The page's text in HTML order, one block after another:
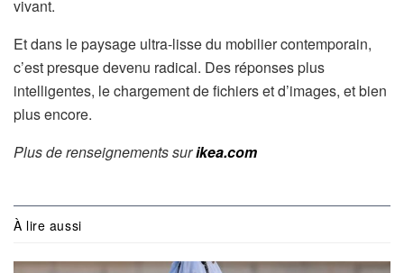
vivant.
Et dans le paysage ultra-lisse du mobilier contemporain,
c’est presque devenu radical. Des réponses plus
intelligentes, le chargement de fichiers et d’images, et bien
plus encore.
Plus de renseignements surikea.com
À lire aussi